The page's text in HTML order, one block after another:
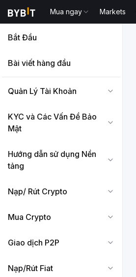
Mua ngay Markets
Bắt Đầu
Bài viết hàng đầu
Quản Lý Tài Khoản
KYC và Các Vấn Đề Bảo
Mật
Hướng dẫn sử dụng Nền
tảng
Nạp/ Rút Crypto
Mua Crypto
Giao dịch P2P
Nạp/Rút Fiat